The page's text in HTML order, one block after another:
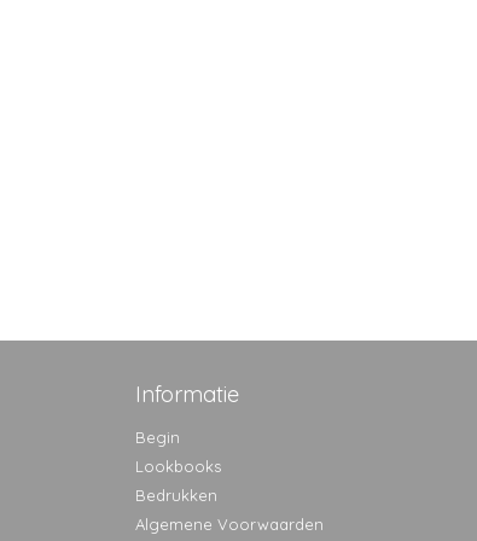
Informatie
Begin
Lookbooks
Bedrukken
Algemene Voorwaarden